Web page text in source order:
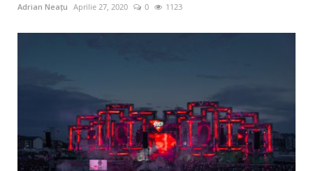
Adrian Neațu Aprilie 27, 2020 0 1123